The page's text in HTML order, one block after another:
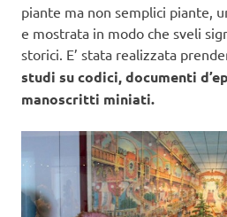
piante ma non semplici piante,
e mostrata in modo che sveli
storici. E’ stata realizzata
studi su codici, documenti
manoscritti miniati.